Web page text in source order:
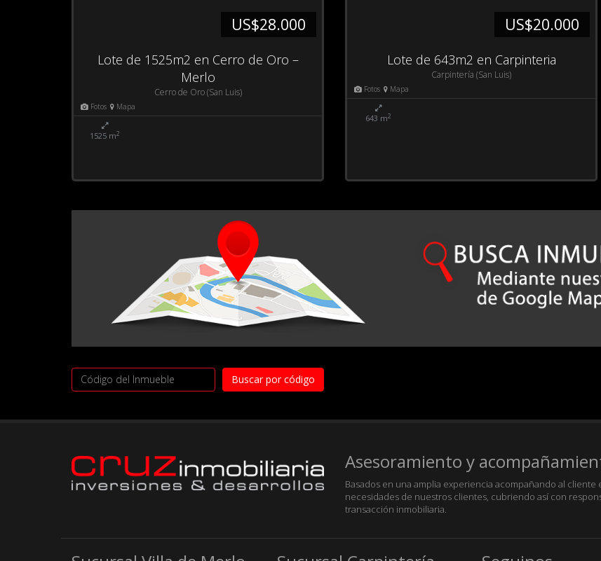
US$28.000
Lote de 1525m2 en Cerro de Oro –
Merlo
Cerro de Oro (San Luis)
Fotos Mapa
1525 m2
US$20.000
Lote de 643m2 en Carpinteria
Carpintería (San Luis)
Fotos Mapa
643 m2
Asesoramiento y
Basados en una amplia experiencia acompañando al
necesidades de nuestros clientes, cubriendo así con
transacción inmobiliaria.